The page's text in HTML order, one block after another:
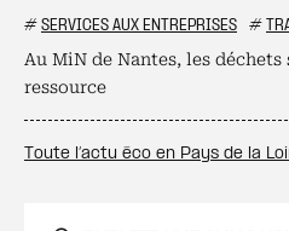
# SERVICES AUX ENTREPRISES #
Au MiN de Nantes, les
ressource
Toute l’actu éco en Pays de la